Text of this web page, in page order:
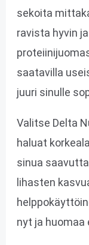
sekoita
ravista hyvin
saatavilla
juuri sinulle
Valitse Delta
haluat
sinua
lihasten
nyt ja huomaa